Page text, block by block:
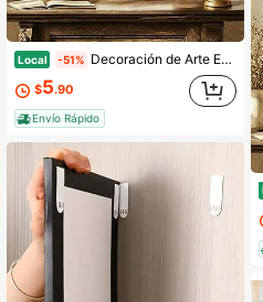
Local -51% Decoración de Arte Estilo Retro, Impresión en Madera Enmarcada de 12x16 Pulgadas, Boceto Minimalista Divertido de Ardilla en Arte de Línea Negro y Blanco, Ideal para Sala de Estar y Oficina, Excelente Regalo para Amantes de la Vida Silvestre.
$5.90
Envío Rápido